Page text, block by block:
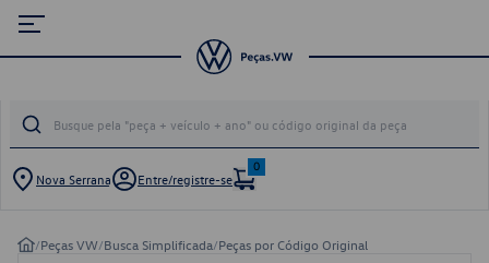
Nova Serrana Entre/registre-se
0
/Peças VW/Busca Simplificada/Peças por Código Original